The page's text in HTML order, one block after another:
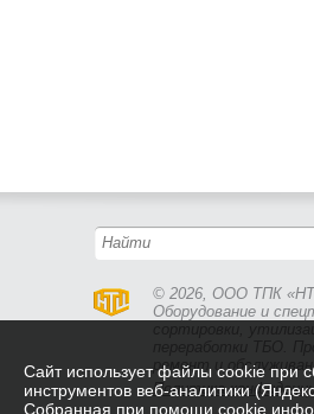
© 2026, ООО ТПК
Оборудование и
ремонт и
Политика
Cайт использует файлы cookie при
инструментов веб-аналитики
Собранная при помощи cookie